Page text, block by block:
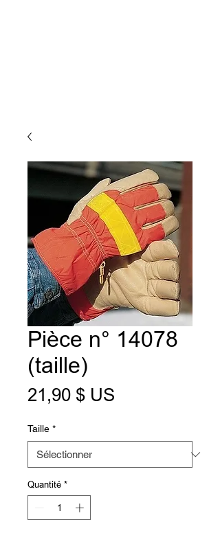
Pièce n° 14078
(taille)
21,90 $ US
Taille *
Quantité *